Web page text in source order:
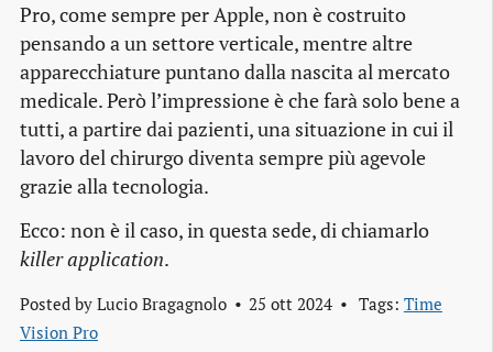
Pro, come sempre per Apple, non è costruito
pensando a un settore verticale, mentre altre
apparecchiature puntano dalla nascita al mercato
medicale. Però l’impressione è che farà solo bene a
tutti, a partire dai pazienti, una situazione in cui il
lavoro del chirurgo diventa sempre più agevole
grazie alla tecnologia.
Ecco: non è il caso, in questa sede, di chiamarlo
killer application.
Posted by Lucio Bragagnolo 25 ott 2024 Tags: Time
Vision Pro